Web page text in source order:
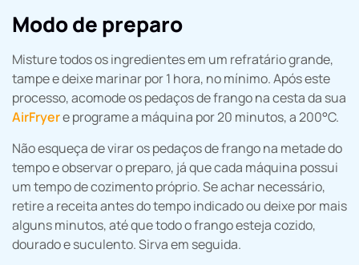
Modo de preparo
Misture todos os ingredientes em um refratário grande,
tampe e deixe marinar por 1 hora, no mínimo. Após este
processo, acomode os pedaços de frango na cesta da sua
AirFryere programe a máquina por 20 minutos, a 200°C.
Não esqueça de virar os pedaços de frango na metade do
tempo e observar o preparo, já que cada máquina possui
um tempo de cozimento próprio. Se achar necessário,
retire a receita antes do tempo indicado ou deixe por mais
alguns minutos, até que todo o frango esteja cozido,
dourado e suculento. Sirva em seguida.